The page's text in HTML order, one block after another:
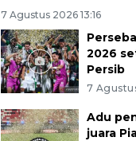
7 Agustus 2026 13:16
2026
Persib
7
Adu
juara